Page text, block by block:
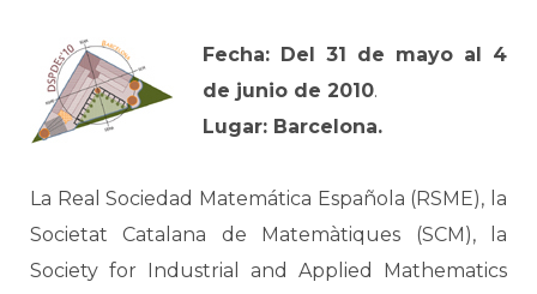
Fecha: Del 31 de mayo al 4
de junio de 2010.
Lugar: Barcelona.
La Real Sociedad Matemática Española (RSME), la
Societat Catalana de Matemàtiques (SCM), la
Society for Industrial and Applied Mathematics